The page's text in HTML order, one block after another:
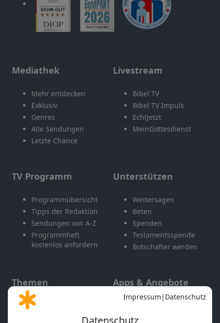
Mediathek
Mehr entdecken
Exklusiv
Genres
Alle Sendungen
Letzte Chance
Livestream
Bibel TV
Bibel TV Impuls
EchtJetzt
MeinGottesdienst
TV Programm
Programmübersicht
Tipps der Redaktion
Sendungen von A-Z
Programmheft
kostenlos anfordern
Unterstützen
Weitersagen
Beten
Spenden
Testamentsspende
Botschafter werden
Themen
Gott und Bibel erklärt
Apps & Angebote
Mobile App